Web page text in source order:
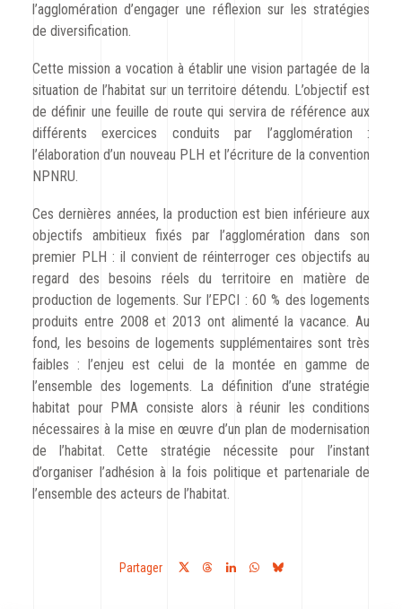
l’agglomération d’engager une réflexion sur les stratégies
de diversification.
Cette mission a vocation à établir une vision partagée de la
situation de l’habitat sur un territoire détendu. L’objectif est
de définir une feuille de route qui servira de référence aux
différents exercices conduits par l’agglomération :
l’élaboration d’un nouveau PLH et l’écriture de la convention
NPNRU.
Ces dernières années, la production est bien inférieure aux
objectifs ambitieux fixés par l’agglomération dans son
premier PLH : il convient de réinterroger ces objectifs au
regard des besoins réels du territoire en matière de
production de logements. Sur l’EPCI : 60 % des logements
produits entre 2008 et 2013 ont alimenté la vacance. Au
fond, les besoins de logements supplémentaires sont très
faibles : l’enjeu est celui de la montée en gamme de
l’ensemble des logements. La définition d’une stratégie
habitat pour PMA consiste alors à réunir les conditions
nécessaires à la mise en œuvre d’un plan de modernisation
de l’habitat. Cette stratégie nécessite pour l’instant
d’organiser l’adhésion à la fois politique et partenariale de
l’ensemble des acteurs de l’habitat.
Partager